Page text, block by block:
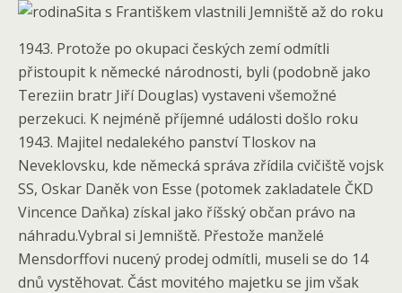
Sita s Františkem vlastnili Jemniště až do roku
1943. Protože po okupaci českých zemí odmítli
přistoupit k německé národnosti, byli (podobně jako
Tereziin bratr Jiří Douglas) vystaveni všemožné
perzekuci. K nejméně příjemné události došlo roku
1943. Majitel nedalekého panství Tloskov na
Neveklovsku, kde německá správa zřídila cvičiště vojsk
SS, Oskar Daněk von Esse (potomek zakladatele ČKD
Vincence Daňka) získal jako říšský občan právo na
náhradu.Vybral si Jemniště. Přestože manželé
Mensdorffovi nucený prodej odmítli, museli se do 14
dnů vystěhovat. Část movitého majetku se jim však